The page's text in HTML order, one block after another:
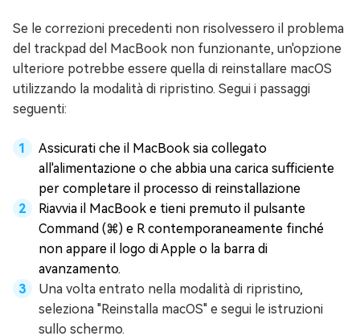
Se le correzioni precedenti non risolvessero il problema
del trackpad del MacBook non funzionante, un'opzione
ulteriore potrebbe essere quella di reinstallare macOS
utilizzando la modalità di ripristino. Segui i passaggi
seguenti:
Assicurati che il MacBook sia collegato
all'alimentazione o che abbia una carica sufficiente
per completare il processo di reinstallazione
Riavvia il MacBook e tieni premuto il pulsante
Command (⌘) e R contemporaneamente finché
non appare il logo di Apple o la barra di
avanzamento.
Una volta entrato nella modalità di ripristino,
seleziona "Reinstalla macOS" e segui le istruzioni
sullo schermo.